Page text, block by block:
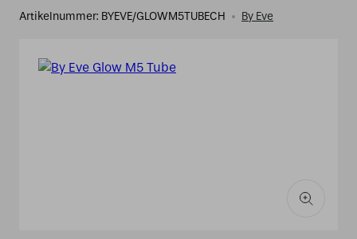
Artikelnummer: BYEVE/GLOWM5TUBECH By Eve